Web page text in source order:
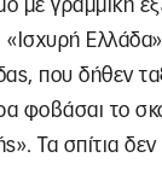
με γραμμική
που δήθεν
φοβάσαι το
Τα σπίτια δεν